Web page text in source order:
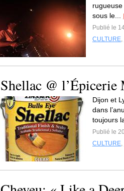
sous le...
Publié le
CULTURE,
Shellac @
Dijon et
dans
toujours
Publié le
CULTURE,